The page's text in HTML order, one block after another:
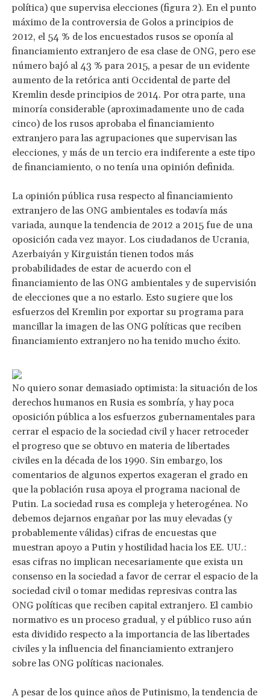
política) que supervisa elecciones (figura 2). En el punto
máximo de la controversia de Golos a principios de
2012, el 54 % de los encuestados rusos se oponía al
financiamiento extranjero de esa clase de ONG, pero ese
número bajó al 43 % para 2015, a pesar de un evidente
aumento de la retórica anti Occidental de parte del
Kremlin desde principios de 2014. Por otra parte, una
minoría considerable (aproximadamente uno de cada
cinco) de los rusos aprobaba el financiamiento
extranjero para las agrupaciones que supervisan las
elecciones, y más de un tercio era indiferente a este tipo
de financiamiento, o no tenía una opinión definida.
La opinión pública rusa respecto al financiamiento
extranjero de las ONG ambientales es todavía más
variada, aunque la tendencia de 2012 a 2015 fue de una
oposición cada vez mayor. Los ciudadanos de Ucrania,
Azerbaiyán y Kirguistán tienen todos más
probabilidades de estar de acuerdo con el
financiamiento de las ONG ambientales y de supervisión
de elecciones que a no estarlo. Esto sugiere que los
esfuerzos del Kremlin por exportar su programa para
mancillar la imagen de las ONG políticas que reciben
financiamiento extranjero no ha tenido mucho éxito.
No quiero sonar demasiado optimista: la situación de los
derechos humanos en Rusia es sombría, y hay poca
oposición pública a los esfuerzos gubernamentales para
cerrar el espacio de la sociedad civil y hacer retroceder
el progreso que se obtuvo en materia de libertades
civiles en la década de los 1990. Sin embargo, los
comentarios de algunos expertos exageran el grado en
que la población rusa apoya el programa nacional de
Putin. La sociedad rusa es compleja y heterogénea. No
debemos dejarnos engañar por las muy elevadas (y
probablemente válidas) cifras de encuestas que
muestran apoyo a Putin y hostilidad hacia los EE. UU.:
esas cifras no implican necesariamente que exista un
consenso en la sociedad a favor de cerrar el espacio de la
sociedad civil o tomar medidas represivas contra las
ONG políticas que reciben capital extranjero. El cambio
normativo es un proceso gradual, y el público ruso aún
esta dividido respecto a la importancia de las libertades
civiles y la influencia del financiamiento extranjero
sobre las ONG políticas nacionales.
A pesar de los quince años de Putinismo, la tendencia de